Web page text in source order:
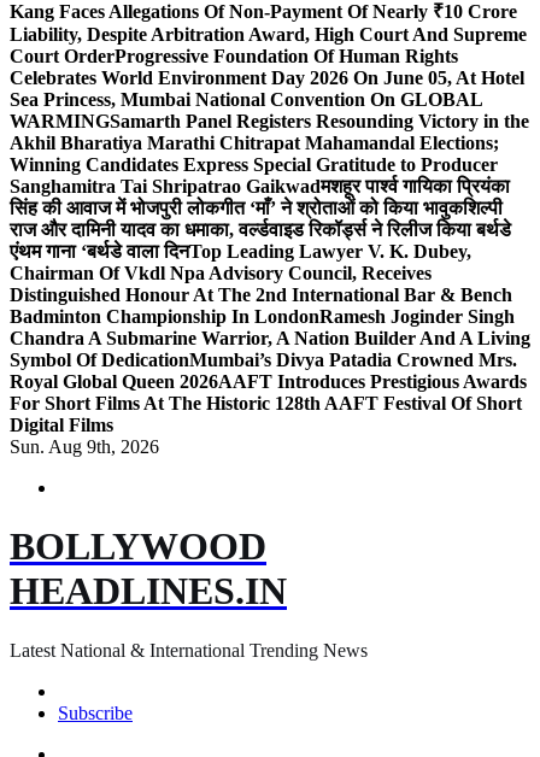
Kang Faces Allegations Of Non-Payment Of Nearly ₹10 Crore
Liability, Despite Arbitration Award, High Court And Supreme
Court OrderProgressive Foundation Of Human Rights
Celebrates World Environment Day 2026 On June 05, At Hotel
Sea Princess, Mumbai National Convention On GLOBAL
WARMINGSamarth Panel Registers Resounding Victory in the
Akhil Bharatiya Marathi Chitrapat Mahamandal Elections;
Winning Candidates Express Special Gratitude to Producer
Sanghamitra Tai Shripatrao Gaikwadमशहूर पार्श्व गायिका प्रियंका
सिंह की आवाज में भोजपुरी लोकगीत ‘माँ’ ने श्रोताओं को किया भावुकशिल्पी
राज और दामिनी यादव का धमाका, वर्ल्डवाइड रिकॉर्ड्स ने रिलीज किया बर्थडे
एंथम गाना ‘बर्थडे वाला दिनTop Leading Lawyer V. K. Dubey,
Chairman Of Vkdl Npa Advisory Council, Receives
Distinguished Honour At The 2nd International Bar & Bench
Badminton Championship In LondonRamesh Joginder Singh
Chandra A Submarine Warrior, A Nation Builder And A Living
Symbol Of DedicationMumbai’s Divya Patadia Crowned Mrs.
Royal Global Queen 2026AAFT Introduces Prestigious Awards
For Short Films At The Historic 128th AAFT Festival Of Short
Digital Films
Sun. Aug 9th, 2026
BOLLYWOOD
HEADLINES.IN
Latest National & International Trending News
Subscribe